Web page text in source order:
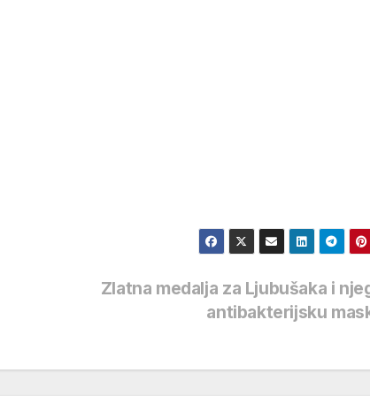
Zlatna medalja za Ljubušaka i
antibakterijsku